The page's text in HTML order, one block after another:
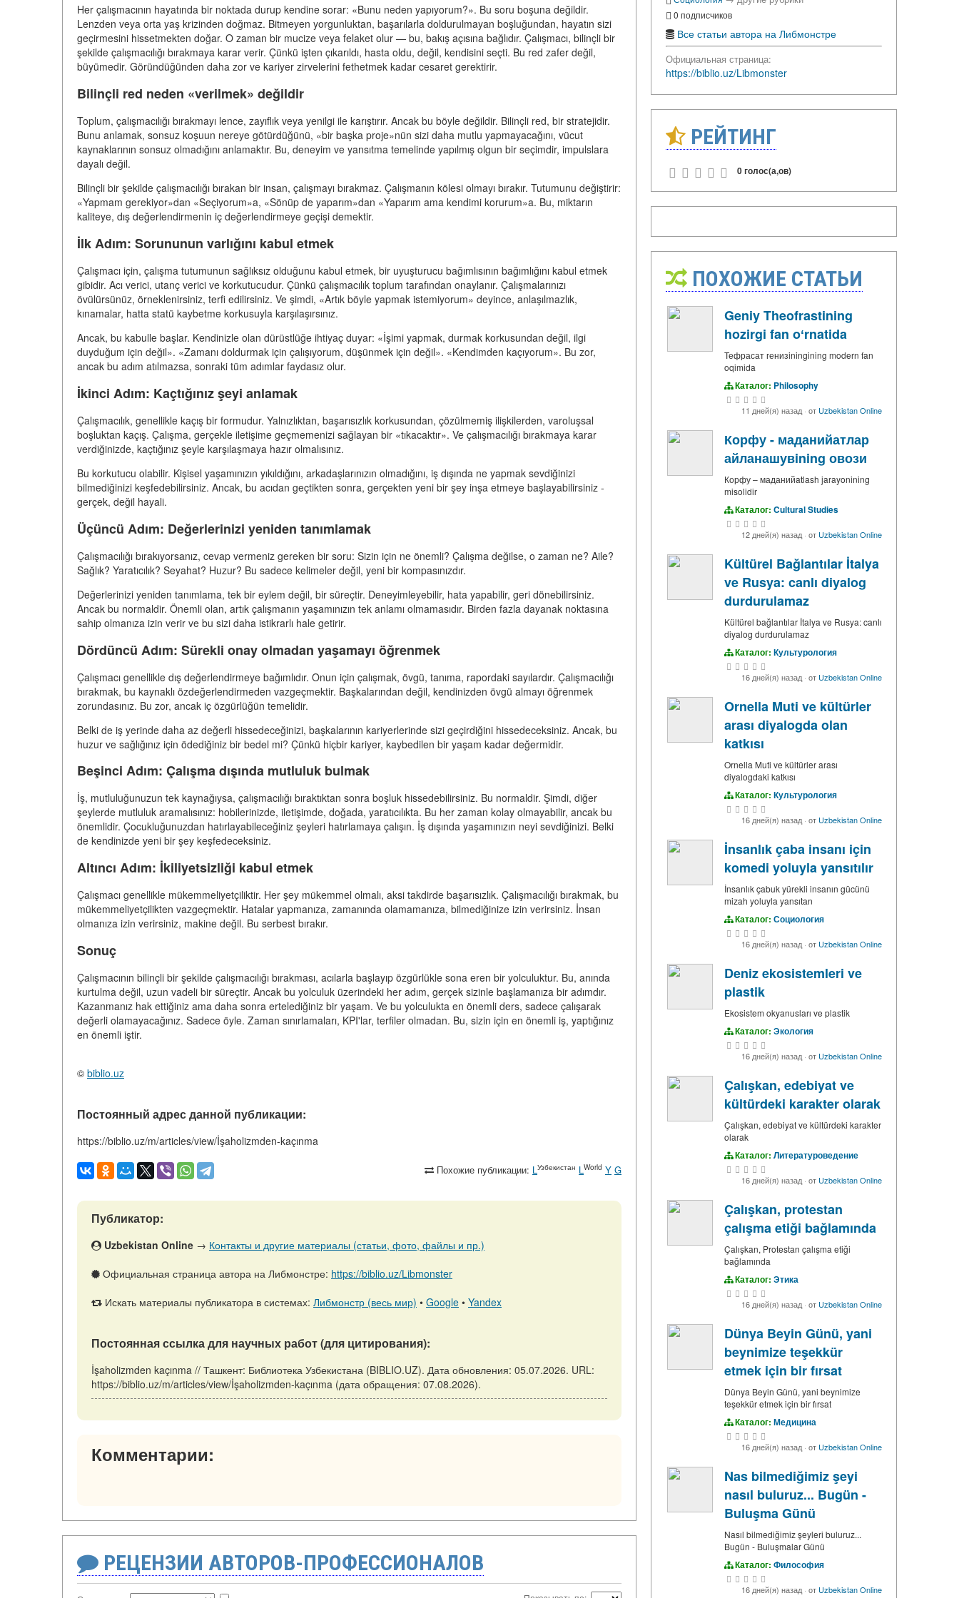
Her çalışmacının hayatında bir noktada durup kendine sorar: «Bunu neden yapıyorum?». Bu soru boşuna değildir.
Lenzden veya orta yaş krizinden doğmaz. Bitmeyen yorgunluktan, başarılarla doldurulmayan boşluğundan, hayatın sizi
geçirmesini hissetmekten doğar. O zaman bir mucize veya felaket olur — bu, bakış açısına bağlıdır. Çalışmacı, bilinçli bir
şekilde çalışmacılığı bırakmaya karar verir. Çünkü işten çıkarıldı, hasta oldu, değil, kendisini seçti. Bu red zafer değil,
büyümedir. Göründüğünden daha zor ve kariyer zirvelerini fethetmek kadar cesaret gerektirir.
Bilinçli red neden «verilmek» değildir
Toplum, çalışmacılığı bırakmayı lence, zayıflık veya yenilgi ile karıştırır. Ancak bu böyle değildir. Bilinçli red, bir stratejidir.
Bunu anlamak, sonsuz koşuun nereye götürdüğünü, «bir başka proje»nün sizi daha mutlu yapmayacağını, vücut
kaynaklarının sonsuz olmadığını anlamaktır. Bu, deneyim ve yansıtma temelinde yapılmış olgun bir seçimdir, impulslara
dayalı değil.
Bilinçli bir şekilde çalışmacılığı bırakan bir insan, çalışmayı bırakmaz. Çalışmanın kölesi olmayı bırakır. Tutumunu değiştirir:
«Yapmam gerekiyor»dan «Seçiyorum»a, «Sönüp de yaparım»dan «Yaparım ama kendimi korurum»a. Bu, miktarın
kaliteye, dış değerlendirmenin iç değerlendirmeye geçişi demektir.
İlk Adım: Sorununun varlığını kabul etmek
Çalışmacı için, çalışma tutumunun sağlıksız olduğunu kabul etmek, bir uyuşturucu bağımlısının bağımlığını kabul etmek
gibidir. Acı verici, utanç verici ve korkutucudur. Çünkü çalışmacılık toplum tarafından onaylanır. Çalışmalarınızı
övülürsünüz, örneklenirsiniz, terfi edilirsiniz. Ve şimdi, «Artık böyle yapmak istemiyorum» deyince, anlaşılmazlık,
kınamalar, hatta statü kaybetme korkusuyla karşılaşırsınız.
Ancak, bu kabulle başlar. Kendinizle olan dürüstlüğe ihtiyaç duyar: «İşimi yapmak, durmak korkusundan değil, ilgi
duyduğum için değil». «Zamanı doldurmak için çalışıyorum, düşünmek için değil». «Kendimden kaçıyorum». Bu zor,
ancak bu adım atılmazsa, sonraki tüm adımlar faydasız olur.
İkinci Adım: Kaçtığınız şeyi anlamak
Çalışmacılık, genellikle kaçış bir formudur. Yalnızlıktan, başarısızlık korkusundan, çözülmemiş ilişkilerden, varoluşsal
boşluktan kaçış. Çalışma, gerçekle iletişime geçmemenizi sağlayan bir «tıkacaktır». Ve çalışmacılığı bırakmaya karar
verdiğinizde, kaçtığınız şeyle karşılaşmaya hazır olmalısınız.
Bu korkutucu olabilir. Kişisel yaşamınızın yıkıldığını, arkadaşlarınızın olmadığını, iş dışında ne yapmak sevdiğinizi
bilmediğinizi keşfedebilirsiniz. Ancak, bu acıdan geçtikten sonra, gerçekten yeni bir şey inşa etmeye başlayabilirsiniz -
gerçek, değil hayali.
Üçüncü Adım: Değerlerinizi yeniden tanımlamak
Çalışmacılığı bırakıyorsanız, cevap vermeniz gereken bir soru: Sizin için ne önemli? Çalışma değilse, o zaman ne? Aile?
Sağlık? Yaratıcılık? Seyahat? Huzur? Bu sadece kelimeler değil, yeni bir kompasınızdır.
Değerlerinizi yeniden tanımlama, tek bir eylem değil, bir süreçtir. Deneyimleyebilir, hata yapabilir, geri dönebilirsiniz.
Ancak bu normaldir. Önemli olan, artık çalışmanın yaşamınızın tek anlamı olmamasıdır. Birden fazla dayanak noktasına
sahip olmanıza izin verir ve bu sizi daha istikrarlı hale getirir.
Dördüncü Adım: Sürekli onay olmadan yaşamayı öğrenmek
Çalışmacı genellikle dış değerlendirmeye bağımlıdır. Onun için çalışmak, övgü, tanıma, rapordaki sayılardır. Çalışmacılığı
bırakmak, bu kaynaklı özdeğerlendirmeden vazgeçmektir. Başkalarından değil, kendinizden övgü almayı öğrenmek
zorundasınız. Bu zor, ancak iç özgürlüğün temelidir.
Belki de iş yerinde daha az değerli hissedeceğinizi, başkalarının kariyerlerinde sizi geçirdiğini hissedeceksiniz. Ancak, bu
huzur ve sağlığınız için ödediğiniz bir bedel mi? Çünkü hiçbir kariyer, kaybedilen bir yaşam kadar değermidir.
Beşinci Adım: Çalışma dışında mutluluk bulmak
İş, mutluluğunuzun tek kaynağıysa, çalışmacılığı bıraktıktan sonra boşluk hissedebilirsiniz. Bu normaldir. Şimdi, diğer
şeylerde mutluluk aramalısınız: hobilerinizde, iletişimde, doğada, yaratıcılıkta. Bu her zaman kolay olmayabilir, ancak bu
önemlidir. Çocukluğunuzdan hatırlayabileceğiniz şeyleri hatırlamaya çalışın. İş dışında yaşamınızın neyi sevdiğinizi. Belki
de kendinizde yeni bir şey keşfedeceksiniz.
Altıncı Adım: İkiliyetsizliği kabul etmek
Çalışmacı genellikle mükemmeliyetçiliktir. Her şey mükemmel olmalı, aksi takdirde başarısızlık. Çalışmacılığı bırakmak, bu
mükemmeliyetçilikten vazgeçmektir. Hatalar yapmanıza, zamanında olamamanıza, bilmediğinize izin verirsiniz. İnsan
olmanıza izin verirsiniz, makine değil. Bu serbest bırakır.
Sonuç
Çalışmacının bilinçli bir şekilde çalışmacılığı bırakması, acılarla başlayıp özgürlükle sona eren bir yolculuktur. Bu, anında
kurtulma değil, uzun vadeli bir süreçtir. Ancak bu yolculuk üzerindeki her adım, gerçek sizinle başlamanıza bir adımdır.
Kazanmanız hak ettiğiniz ama daha sonra ertelediğiniz bir yaşam. Ve bu yolculukta en önemli ders, sadece çalışarak
değerli olamayacağınız. Sadece öyle. Zaman sınırlamaları, KPI'lar, terfiler olmadan. Bu, sizin için en önemli iş, yaptığınız
en önemli iştir.
© biblio.uz
Постоянный адрес данной публикации:
https://biblio.uz/m/articles/view/İşaholizmden-kaçınma
Похожие публикации: LУзбекистан LWorld Y G
Публикатор:
Uzbekistan Online → Контакты и другие материалы (статьи, фото, файлы и пр.)
Официальная страница автора на Либмонстре: https://biblio.uz/Libmonster
Искать материалы публикатора в системах: Либмонстр (весь мир) • Google • Yandex
Постоянная ссылка для научных работ (для цитирования):
İşaholizmden kaçınma // Ташкент: Библиотека Узбекистана (BIBLIO.UZ). Дата обновления: 05.07.2026. URL:
https://biblio.uz/m/articles/view/İşaholizmden-kaçınma (дата обращения: 07.08.2026).
Комментарии:
РЕЦЕНЗИИ АВТОРОВ-ПРОФЕССИОНАЛОВ
0 подписчиков
Все статьи автора на Либмонстре
Официальная страница:
https://biblio.uz/Libmonster
РЕЙТИНГ
0 голос(а,ов)
ПОХОЖИЕ СТАТЬИ
Geniy Theofrastining
hozirgi fan oʻrnatida
Тефрасат генизiningining modern fan
oqimida
Каталог: Philosophy
11 дней(я) назад· от Uzbekistan Online
Корфу - маданийатлар
айланашувining овози
Корфу – маданийatlash jarayonining
misolidir
Каталог: Cultural Studies
12 дней(я) назад· от Uzbekistan Online
Kültürel Bağlantılar İtalya
ve Rusya: canlı diyalog
durdurulamaz
Kültürel bağlantılar İtalya ve Rusya: canlı
diyalog durdurulamaz
Каталог: Культурология
16 дней(я) назад· от Uzbekistan Online
Ornella Muti ve kültürler
arası diyalogda olan
katkısı
Ornella Muti ve kültürler arası
diyalogdaki katkısı
Каталог: Культурология
16 дней(я) назад· от Uzbekistan Online
İnsanlık çaba insanı için
komedi yoluyla yansıtılır
İnsanlık çabuk yürekli insanın gücünü
mizah yoluyla yansıtan
Каталог: Социология
16 дней(я) назад· от Uzbekistan Online
Deniz ekosistemleri ve
plastik
Ekosistem okyanusları ve plastik
Каталог: Экология
16 дней(я) назад· от Uzbekistan Online
Çalışkan, edebiyat ve
kültürdeki karakter olarak
Çalışkan, edebiyat ve kültürdeki karakter
olarak
Каталог: Литературоведение
16 дней(я) назад· от Uzbekistan Online
Çalışkan, protestan
çalışma etiği bağlamında
Çalışkan, Protestan çalışma etiği
bağlamında
Каталог: Этика
16 дней(я) назад· от Uzbekistan Online
Dünya Beyin Günü, yani
beynimize teşekkür
etmek için bir fırsat
Dünya Beyin Günü, yani beynimize
teşekkür etmek için bir fırsat
Каталог: Медицина
16 дней(я) назад· от Uzbekistan Online
Nas bilmediğimiz şeyi
nasıl buluruz... Bugün -
Buluşma Günü
Nasıl bilmediğimiz şeyleri buluruz...
Bugün - Buluşmalar Günü
Каталог: Философия
16 дней(я) назад· от Uzbekistan Online